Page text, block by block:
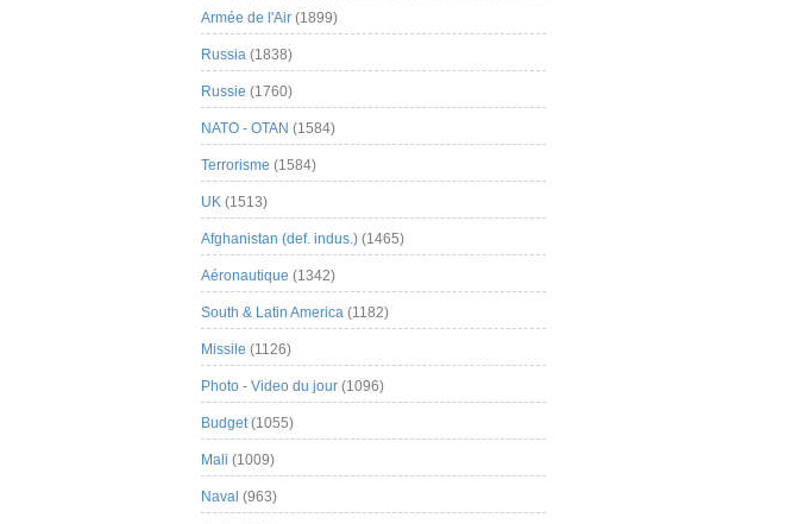
Armée de l'Air (1899)
Russia (1838)
Russie (1760)
NATO - OTAN (1584)
Terrorisme (1584)
UK (1513)
Afghanistan (def. indus.) (1465)
Aéronautique (1342)
South & Latin America (1182)
Missile (1126)
Photo - Video du jour (1096)
Budget(1055)
Mali (1009)
Naval (963)